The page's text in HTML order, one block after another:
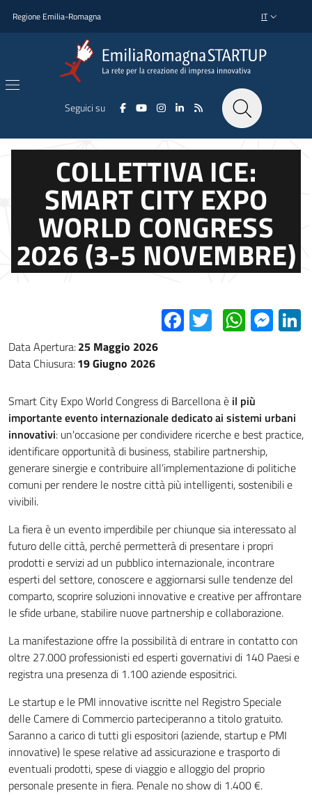
Regione Emilia-Romagna SELETTORE
IT
Seguici su
COLLETTIVA ICE:
SMART CITY EXPO
WORLD CONGRESS
2026 (3-5 NOVEMBRE)
Facebook
Twitter
Data Apertura:25 Maggio 2026
Data Chiusura:19 Giugno 2026
Smart City Expo World Congress di Barcellona è il più
importante evento internazionale dedicato ai sistemi urbani
innovativi: un'occasione per condividere ricerche e best practice,
identificare opportunità di business, stabilire partnership,
generare sinergie e contribuire all’implementazione di politiche
comuni per rendere le nostre città più intelligenti, sostenibili e
vivibili.
La fiera è un evento imperdibile per chiunque sia interessato al
futuro delle città, perché permetterà di presentare i propri
prodotti e servizi ad un pubblico internazionale, incontrare
esperti del settore, conoscere e aggiornarsi sulle tendenze del
comparto, scoprire soluzioni innovative e creative per affrontare
le sfide urbane, stabilire nuove partnership e collaborazione.
La manifestazione offre la possibilità di entrare in contatto con
oltre 27.000 professionisti ed esperti governativi di 140 Paesi e
registra una presenza di 1.100 aziende espositrici.
Le startup e le PMI innovative iscritte nel Registro Speciale
delle Camere di Commercio parteciperanno a titolo gratuito.
Saranno a carico di tutti gli espositori (aziende, startup e PMI
innovative) le spese relative ad assicurazione e trasporto di
eventuali prodotti, spese di viaggio e alloggio del proprio
personale presente in fiera. Penale no show di 1.400 €.